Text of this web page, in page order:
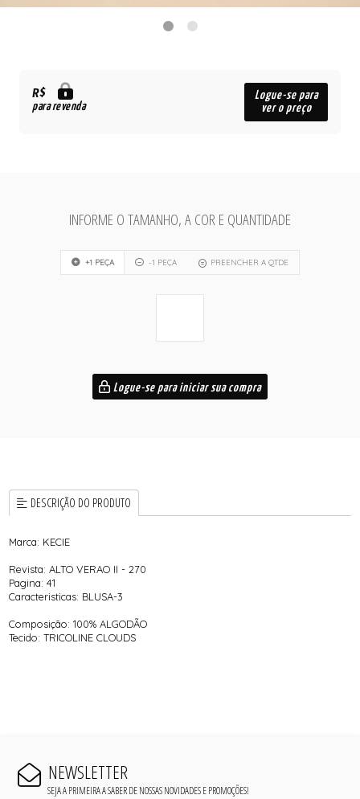
R$
para revenda
Logue-se para
ver o preço
INFORME O TAMANHO, A COR E QUANTIDADE
+1 PEÇA -1 PEÇA PREENCHER A QTDE
Logue-se para iniciar sua compra
DESCRIÇÃO DO PRODUTO
Marca: KECIE
Revista: ALTO VERAO II - 270
Pagina: 41
Caracteristicas: BLUSA-3
Composição: 100% ALGODÃO
Tecido: TRICOLINE CLOUDS
NEWSLETTER
SEJA A PRIMEIRA A SABER DE NOSSAS NOVIDADES E PROMOÇÕES!